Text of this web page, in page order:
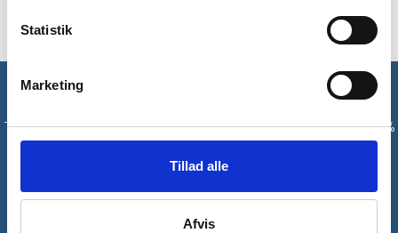
Statistik
Marketing
Tillad alle
Afvis
Tilmeld dig vores nyhedsbrev og modtag med det samme en 10%
rabatkode til din første ordre*
Tilmeld